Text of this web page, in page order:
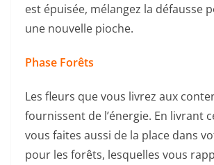
est épuisée, mélangez la défausse
une nouvelle pioche.
Phase Forêts
Les fleurs que vous livrez aux
fournissent de l’énergie. En livrant
vous faites aussi de la place dans
pour les forêts, lesquelles vous